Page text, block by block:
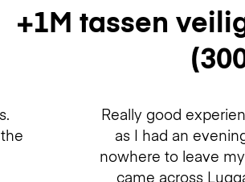
+1M tassen
Really good
as I had an
nowhere to leave
came across